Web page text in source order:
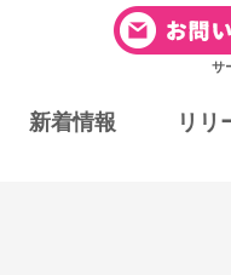
新着情報 リリ
サ